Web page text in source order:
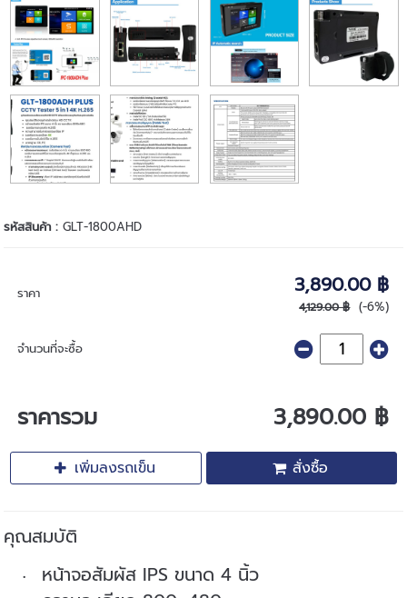
รหัสสินค้า :GLT-1800AHD
ราคา 3,890.00 ฿
4,129.00 ฿ (-6%)
จำนวนที่จะซื้อ
ราคารวม 3,890.00 ฿
เพิ่มลงรถเข็น สั่งซื้อ
คุณสมบัติ
หน้าจอสัมผัส IPS ขนาด 4 นิ้ว